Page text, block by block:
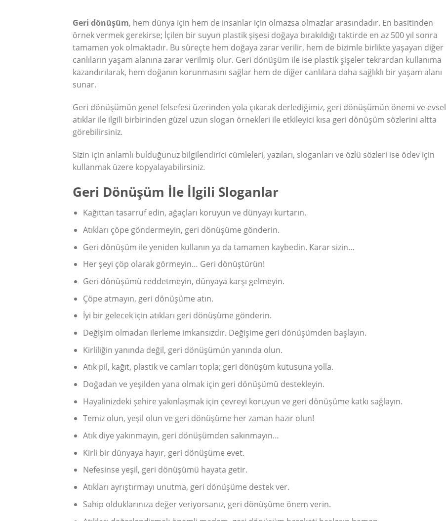
Geri dönüşüm, hem dünya için hem de insanlar için olmazsa olmazlar arasındadır. En basitinden
örnek vermek gerekirse; İçilen bir suyun plastik şişesi doğaya bırakıldığı taktirde en az 500 yıl sonra
tamamen yok olmaktadır. Bu süreçte hem doğaya zarar verilir, hem de bizimle birlikte yaşayan diğer
canlıların yaşam alanına zarar verilmiş olur. Geri dönüşüm ile ise plastik şişeler tekrardan kullanıma
kazandırılarak, hem doğanın korunmasını sağlar hem de diğer canlılara daha sağlıklı bir yaşam alanı
sunar.
Geri dönüşümün genel felsefesi üzerinden yola çıkarak derlediğimiz, geri dönüşümün önemi ve evsel
atıklar ile ilgili birbirinden güzel uzun slogan örnekleri ile etkileyici kısa geri dönüşüm sözlerini altta
görebilirsiniz.
Sizin için anlamlı bulduğunuz bilgilendirici cümleleri, yazıları, sloganları ve özlü sözleri ise ödev için
kullanmak üzere kopyalayabilirsiniz.
Geri Dönüşüm İle İlgili Sloganlar
Kağıttan tasarruf edin, ağaçları koruyun ve dünyayı kurtarın.
Atıkları çöpe göndermeyin, geri dönüşüme gönderin.
Geri dönüşüm ile yeniden kullanın ya da tamamen kaybedin. Karar sizin…
Her şeyi çöp olarak görmeyin… Geri dönüştürün!
Geri dönüşümü reddetmeyin, dünyaya karşı gelmeyin.
Çöpe atmayın, geri dönüşüme atın.
İyi bir gelecek için atıkları geri dönüşüme gönderin.
Değişim olmadan ilerleme imkansızdır. Değişime geri dönüşümden başlayın.
Kirliliğin yanında değil, geri dönüşümün yanında olun.
Atık pil, kağıt, plastik ve camları topla; geri dönüşüm kutusuna yolla.
Doğadan ve yeşilden yana olmak için geri dönüşümü destekleyin.
Hayalinizdeki şehire yakınlaşmak için çevreyi koruyun ve geri dönüşüme katkı sağlayın.
Temiz olun, yeşil olun ve geri dönüşüme her zaman hazır olun!
Atık diye yakınmayın, geri dönüşümden sakınmayın…
Kirli bir dünyaya hayır, geri dönüşüme evet.
Nefesinse yeşil, geri dönüşümü hayata getir.
Atıkları ayrıştırmayı unutma, geri dönüşüme destek ver.
Sahip olduklarınıza değer veriyorsanız, geri dönüşüme önem verin.